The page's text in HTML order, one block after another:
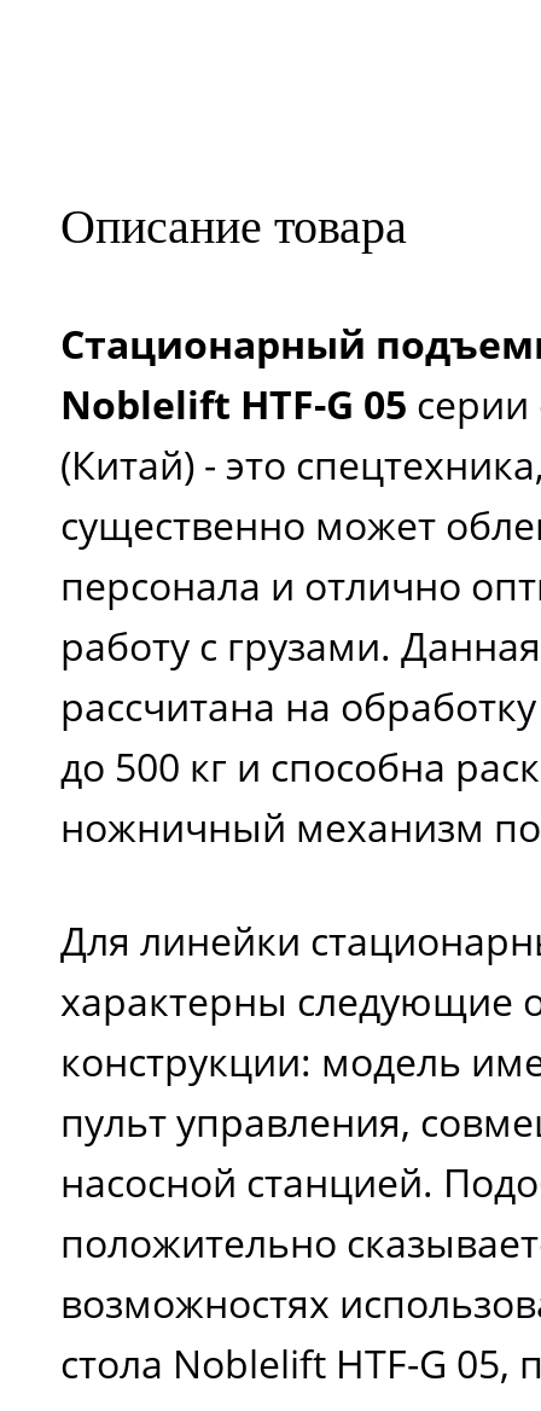
Описание товара
Стационарный
Noblelift HTF-G 05 серии
(Китай) - это
существенно может
персонала и отлично
работу с грузами.
рассчитана на
до 500 кг и способна
ножничный механизм
Для линейки
характерны следующие
конструкции: модель
пульт управления,
насосной станцией.
положительно
возможностях
стола Noblelift HTF-G 05,